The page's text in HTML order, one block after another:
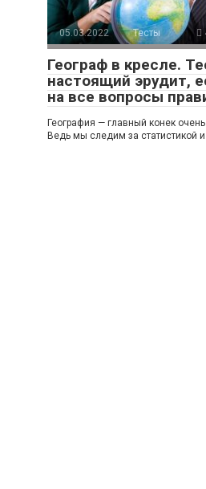
05.03.2022 Тесты
Географ в кресле.
настоящий эрудит,
на все вопросы
География — главный конек
Ведь мы следим за статистикой и